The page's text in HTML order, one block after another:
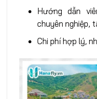
Hướng dẫn
chuyên nghiệp,
Chi phí hợp lý,